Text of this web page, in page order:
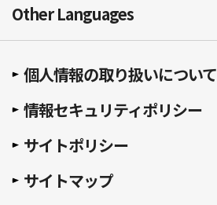
Other Languages
個人情報の取り扱いについて
情報セキュリティポリシー
サイトポリシー
サイトマップ